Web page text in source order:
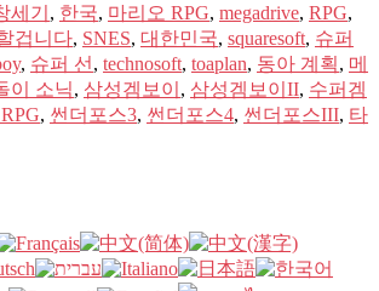
세기 , 한국, 마리오 RPG, megadrive, RPG,
겁니다, SNES, 대한민국, squaresoft, 슈퍼
, 슈퍼 선 , technosoft, toaplan, 동아 계획, 메
이 소닉, 삼성겜보이 , 삼성겜보이II, 수퍼겜
, 썬더포스3, 썬더포스4, 썬더포스III, 타